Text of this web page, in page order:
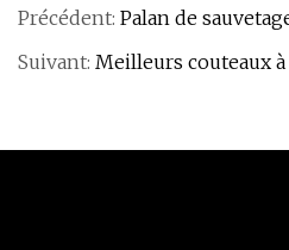
Précédent: Palan de
Suivant: Meilleurs couteaux